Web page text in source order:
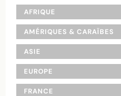
AFRIQUE
AMÉRIQUES & CARAÏBES
ASIE
EUROPE
FRANCE